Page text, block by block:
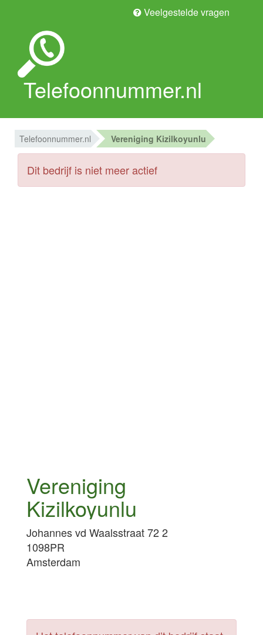
Veelgestelde vragen
Telefoonnummer.nl
Telefoonnummer.nl Vereniging Kizilkoyunlu
Dit bedrijf is niet meer actief
Vereniging
Kizilkoyunlu
Johannes vd Waalsstraat 72 2
1098PR
Amsterdam